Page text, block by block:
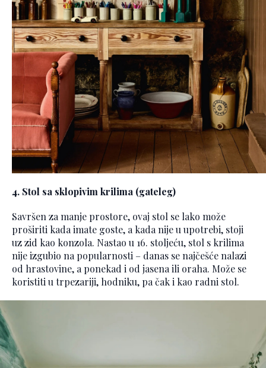
4. Stol sa sklopivim krilima (gateleg)
Savršen za manje prostore, ovaj stol se lako može
proširiti kada imate goste, a kada nije u upotrebi, stoji
uz zid kao konzola. Nastao u 16. stoljeću, stol s krilima
nije izgubio na popularnosti – danas se najčešće nalazi
od hrastovine, a ponekad i od jasena ili oraha. Može se
koristiti u trpezariji, hodniku, pa čak i kao radni stol.